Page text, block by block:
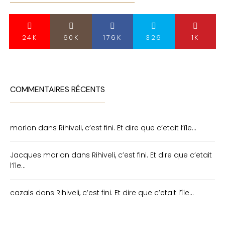
24K 60K 176K 326 1K
COMMENTAIRES RÉCENTS
morlon dans Rihiveli, c’est fini. Et dire que c’etait l’île…
Jacques morlon dans Rihiveli, c’est fini. Et dire que c’etait
l’île…
cazals dans Rihiveli, c’est fini. Et dire que c’etait l’île…